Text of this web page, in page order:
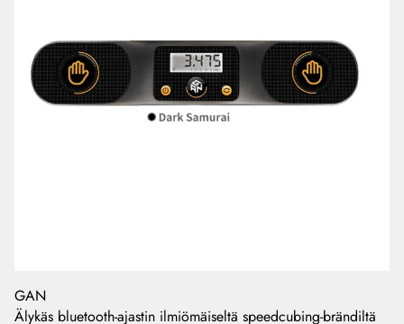
GAN
Älykäs bluetooth-ajastin ilmiömäiseltä speedcubing-brändiltä